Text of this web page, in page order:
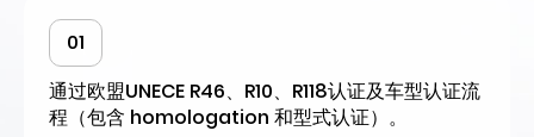
01
通过欧盟UNECE R46、R10、R118认证及车型认证流
程（包含 homologation 和型式认证）。